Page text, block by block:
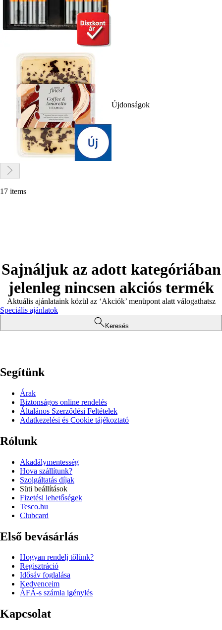
Újdonságok
17 items
Sajnáljuk az adott kategóriában
jelenleg nincsen akciós termék
Aktuális ajánlataink közül az ‘Akciók’ menüpont alatt válogathatsz
Speciális ajánlatok
Keresés
Segítünk
Árak
Biztonságos online rendelés
Általános Szerződési Feltételek
Adatkezelési és Cookie tájékoztató
Rólunk
Akadálymentesség
Hova szállítunk?
Szolgáltatás díjak
Süti beállítások
Fizetési lehetőségek
Tesco.hu
Clubcard
Első bevásárlás
Hogyan rendelj tőlünk?
Regisztráció
Idősáv foglalása
Kedvenceim
ÁFÁ-s számla igénylés
Kapcsolat